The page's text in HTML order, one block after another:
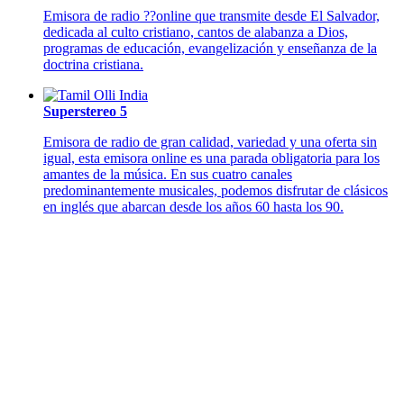
Emisora de radio ??online que transmite desde El Salvador,
dedicada al culto cristiano, cantos de alabanza a Dios,
programas de educación, evangelización y enseñanza de la
doctrina cristiana.
Superstereo 5
Emisora de radio de gran calidad, variedad y una oferta sin
igual, esta emisora online es una parada obligatoria para los
amantes de la música. En sus cuatro canales
predominantemente musicales, podemos disfrutar de clásicos
en inglés que abarcan desde los años 60 hasta los 90.